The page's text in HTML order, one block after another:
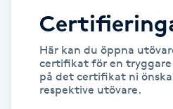
IPL hårborttagning
Här kan du öppna
certifikat för en tryggare
på det certifikat ni
respektive utövare.